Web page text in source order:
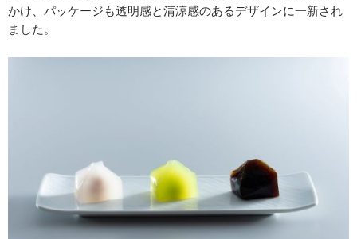
かけ、パッケージも透明感と清涼感のあるデザインに一新され
ました。